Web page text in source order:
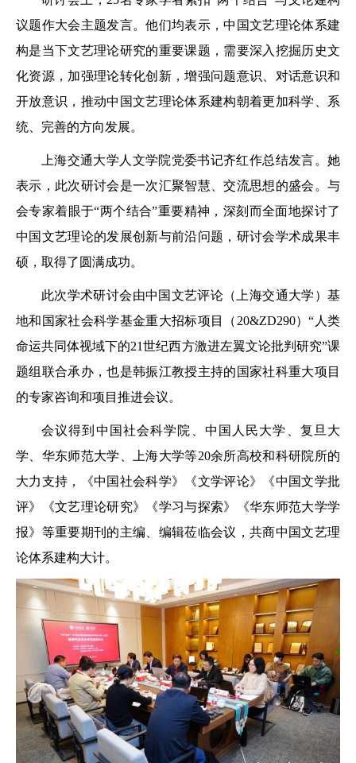
议题作大会主题发言。他们均表示，中国文艺理论体系建
构是当下文艺理论研究的重要课题，需要深入挖掘历史文
化资源，加强理论转化创新，增强问题意识、对话意识和
开放意识，推动中国文艺理论体系建构朝着更加科学、系
统、完善的方向发展。
上海交通大学人文学院党委书记齐红作总结发言。她
表示，此次研讨会是一次汇聚智慧、交流思想的盛会。与
会专家着眼于“两个结合”重要精神，深刻而全面地探讨了
中国文艺理论的发展创新与前沿问题，研讨会学术成果丰
硕，取得了圆满成功。
此次学术研讨会由中国文艺评论（上海交通大学）基
地和国家社会科学基金重大招标项目（20&ZD290）“人类
命运共同体视域下的21世纪西方激进左翼文论批判研究”课
题组联合承办，也是韩振江教授主持的国家社科重大项目
的专家咨询和项目推进会议。
会议得到中国社会科学院、中国人民大学、复旦大
学、华东师范大学、上海大学等20余所高校和科研院所的
大力支持，《中国社会科学》《文学评论》《中国文学批
评》《文艺理论研究》《学习与探索》《华东师范大学学
报》等重要期刊的主编、编辑莅临会议，共商中国文艺理
论体系建构大计。